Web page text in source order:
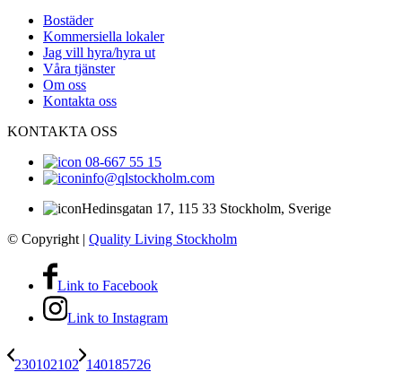
Bostäder
Kommersiella lokaler
Jag vill hyra/hyra ut
Våra tjänster
Om oss
Kontakta oss
KONTAKTA OSS
08-667 55 15
info@qlstockholm.com
Hedinsgatan 17, 115 33 Stockholm, Sverige
© Copyright | Quality Living Stockholm
Link to Facebook
Link to Instagram
230102102 140185726